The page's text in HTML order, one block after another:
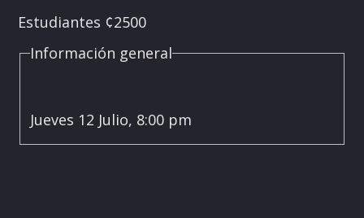
Estudiantes ¢2500
Información general
Jueves 12 Julio, 8:00 pm